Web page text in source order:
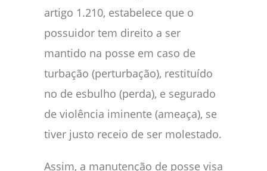
artigo 1.210, estabelece que o
possuidor tem direito a ser
mantido na posse em caso de
turbação (perturbação), restituído
no de esbulho (perda), e segurado
de violência iminente (ameaça), se
tiver justo receio de ser molestado.
Assim, a manutenção de posse visa